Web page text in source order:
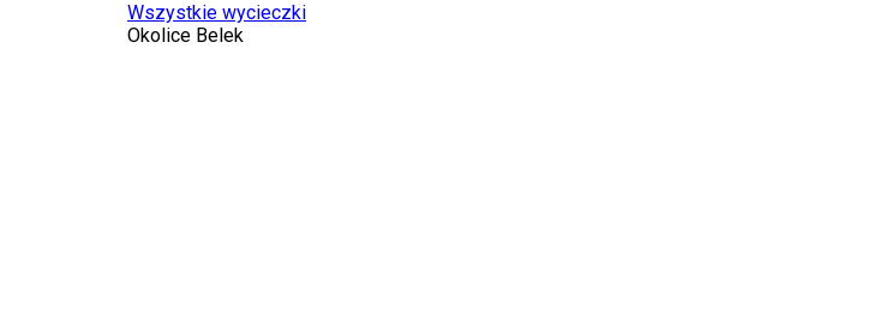
Wszystkie wycieczki
Okolice Belek